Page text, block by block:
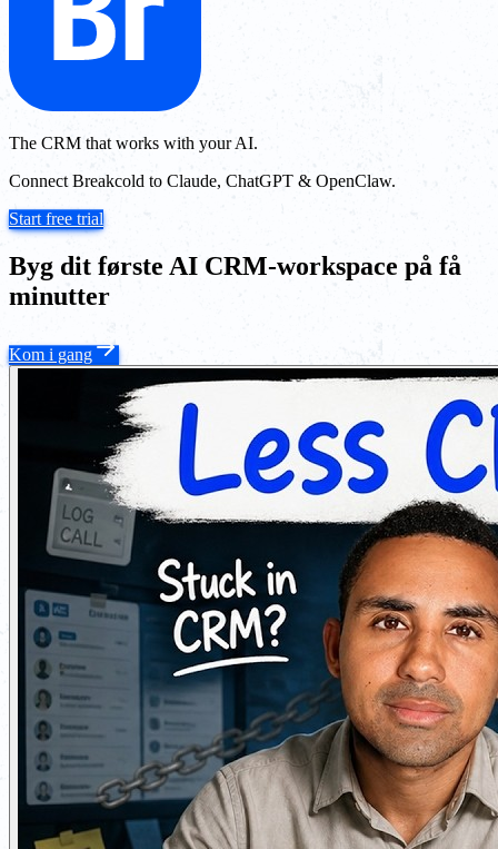
The CRM that works with your AI.
Connect Breakcold to Claude, ChatGPT & OpenClaw.
Start free trial
Byg dit første AI CRM-workspace på få
minutter
Kom i gang